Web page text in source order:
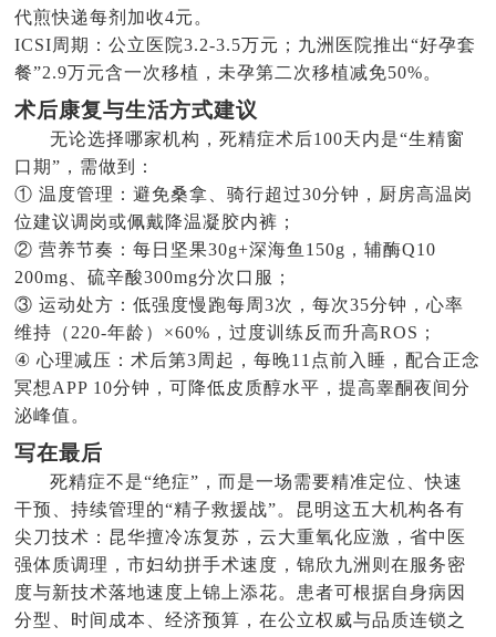
代煎快递每剂加收4元。
ICSI周期：公立医院3.2-3.5万元；九洲医院推出“好孕套
餐”2.9万元含一次移植，未孕第二次移植减免50%。
术后康复与生活方式建议
无论选择哪家机构，死精症术后100天内是“生精窗
口期”，需做到：
① 温度管理：避免桑拿、骑行超过30分钟，厨房高温岗
位建议调岗或佩戴降温凝胶内裤；
② 营养节奏：每日坚果30g+深海鱼150g，辅酶Q10
200mg、硫辛酸300mg分次口服；
③ 运动处方：低强度慢跑每周3次，每次35分钟，心率
维持（220-年龄）×60%，过度训练反而升高ROS；
④ 心理减压：术后第3周起，每晚11点前入睡，配合正念
冥想APP 10分钟，可降低皮质醇水平，提高睾酮夜间分
泌峰值。
写在最后
死精症不是“绝症”，而是一场需要精准定位、快速
干预、持续管理的“精子救援战”。昆明这五大机构各有
尖刀技术：昆华擅冷冻复苏，云大重氧化应激，省中医
强体质调理，市妇幼拼手术速度，锦欣九洲则在服务密
度与新技术落地速度上锦上添花。患者可根据自身病因
分型、时间成本、经济预算，在公立权威与品质连锁之